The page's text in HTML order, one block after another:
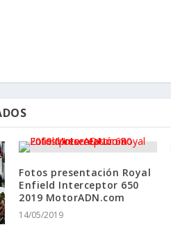
Fotos presentación Royal
Enfield Interceptor 650
2019 MotorADN.com
14/05/2019